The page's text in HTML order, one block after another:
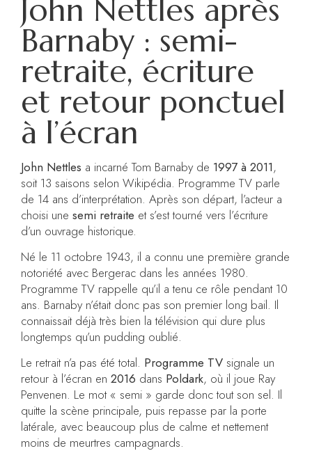
John Nettles après
Barnaby : semi-
retraite, écriture
et retour ponctuel
à l’écran
John Nettles a incarné Tom Barnaby de 1997 à 2011,
soit 13 saisons selon Wikipédia. Programme TV parle
de 14 ans d’interprétation. Après son départ, l’acteur a
choisi une semi retraite et s’est tourné vers l’écriture
d’un ouvrage historique.
Né le 11 octobre 1943, il a connu une première grande
notoriété avec Bergerac dans les années 1980.
Programme TV rappelle qu’il a tenu ce rôle pendant 10
ans. Barnaby n’était donc pas son premier long bail. Il
connaissait déjà très bien la télévision qui dure plus
longtemps qu’un pudding oublié.
Le retrait n’a pas été total. Programme TV signale un
retour à l’écran en 2016 dans Poldark, où il joue Ray
Penvenen. Le mot « semi » garde donc tout son sel. Il
quitte la scène principale, puis repasse par la porte
latérale, avec beaucoup plus de calme et nettement
moins de meurtres campagnards.